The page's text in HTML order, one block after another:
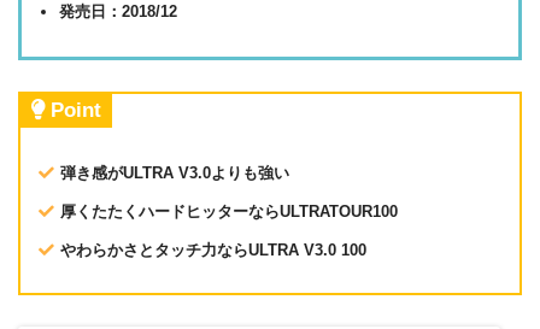
発売日：2018/12
Point
弾き感がULTRA V3.0よりも強い
厚くたたくハードヒッターならULTRATOUR100
やわらかさとタッチ力ならULTRA V3.0 100